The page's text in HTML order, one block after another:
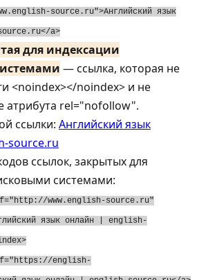
source.ru">Английский язык
a>
для индексации
— ссылка, которая не
<noindex></noindex> и не
атрибута rel="nofollow".
ссылки: Английский язык
source.ru
ссылок, закрытых для
системами:
www.english-source.ru"
язык онлайн | english-
english-